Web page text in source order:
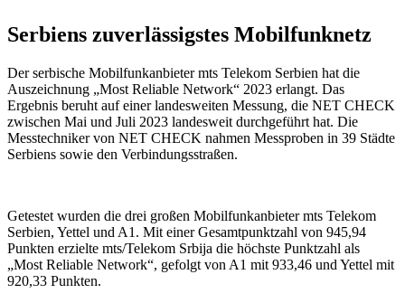
Serbiens zuverlässigstes Mobilfunknetz
Der serbische Mobilfunkanbieter mts Telekom Serbien hat die
Auszeichnung „Most Reliable Network“ 2023 erlangt. Das
Ergebnis beruht auf einer landesweiten Messung, die NET CHECK
zwischen Mai und Juli 2023 landesweit durchgeführt hat. Die
Messtechniker von NET CHECK nahmen Messproben in 39 Städte
Serbiens sowie den Verbindungsstraßen.
Getestet wurden die drei großen Mobilfunkanbieter mts Telekom
Serbien, Yettel und A1. Mit einer Gesamtpunktzahl von 945,94
Punkten erzielte mts/Telekom Srbija die höchste Punktzahl als
„Most Reliable Network“, gefolgt von A1 mit 933,46 und Yettel mit
920,33 Punkten.